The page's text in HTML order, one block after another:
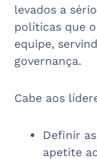
levados a
políticas que
equipe,
governança.
Cabe aos
Definir
apetite